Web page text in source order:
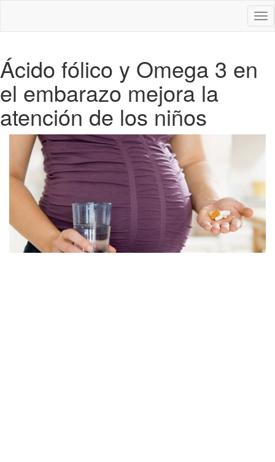
Ácido fólico y Omega 3 en
el embarazo mejora la
atención de los niños